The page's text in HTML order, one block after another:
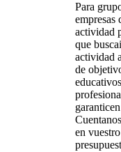
Para
empresas
actividad
que
actividad
de
en